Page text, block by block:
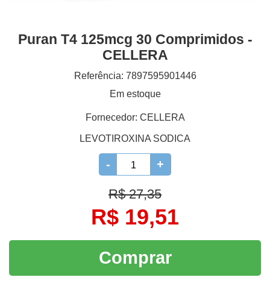
Puran T4 125mcg 30 Comprimidos -
CELLERA
Referência: 7897595901446
Em estoque
Fornecedor: CELLERA
LEVOTIROXINA SODICA
- +
R$ 27,35
R$ 19,51
Comprar